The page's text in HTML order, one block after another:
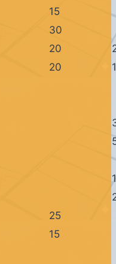
15
30
20
20
25
15